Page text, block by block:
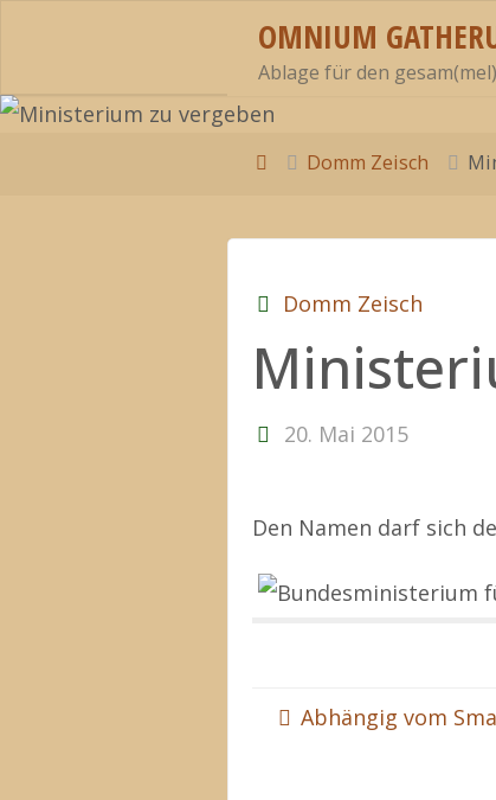
springen
OMNIUM
Ablage für den
StartDomm Zeisch
Domm Zeisch
20. Mai 2015
Den Namen darf sich
Abhängig vom